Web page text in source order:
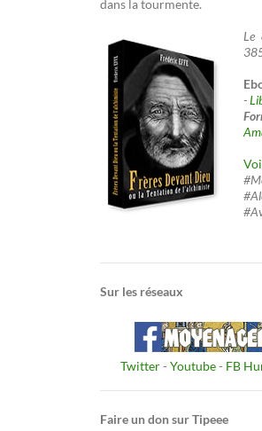
dans la tourmente.
Le
-
Sur les réseaux
Twitter- Youtube- FB
Faire un don sur Tipeee